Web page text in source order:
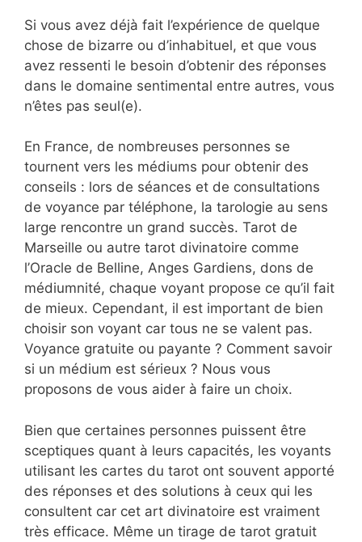
Si vous avez déjà fait l’expérience de quelque
chose de bizarre ou d’inhabituel, et que vous
avez ressenti le besoin d’obtenir des réponses
dans le domaine sentimental entre autres, vous
n’êtes pas seul(e).
En France, de nombreuses personnes se
tournent vers les médiums pour obtenir des
conseils : lors de séances et de consultations
de voyance par téléphone, la tarologie au sens
large rencontre un grand succès. Tarot de
Marseille ou autre tarot divinatoire comme
l’Oracle de Belline, Anges Gardiens, dons de
médiumnité, chaque voyant propose ce qu’il fait
de mieux. Cependant, il est important de bien
choisir son voyant car tous ne se valent pas.
Voyance gratuite ou payante ? Comment savoir
si un médium est sérieux ? Nous vous
proposons de vous aider à faire un choix.
Bien que certaines personnes puissent être
sceptiques quant à leurs capacités, les voyants
utilisant les cartes du tarot ont souvent apporté
des réponses et des solutions à ceux qui les
consultent car cet art divinatoire est vraiment
très efficace. Même un tirage de tarot gratuit